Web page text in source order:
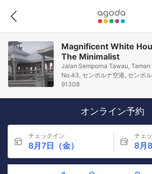
Magnificent White
The Minimalist
Jalan Semporna Tawau,
No.43, センポルナ空港, センポ
91308
オンライン予約
チェックイン
8月7日（金）
チェ
8月